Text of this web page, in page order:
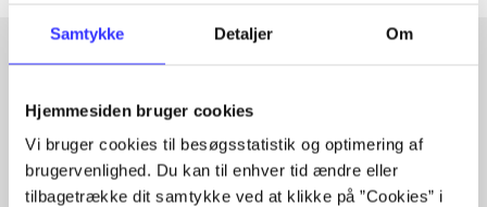
Samtykke Detaljer Om
Hjemmesiden bruger cookies
Vi bruger cookies til besøgsstatistik og optimering af
brugervenlighed. Du kan til enhver tid ændre eller
tilbagetrække dit samtykke ved at klikke på ”Cookies” i
Artikler med samme emner
Fra